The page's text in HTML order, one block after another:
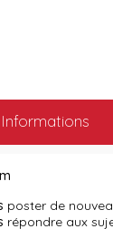
Informations
poster de
répondre aux